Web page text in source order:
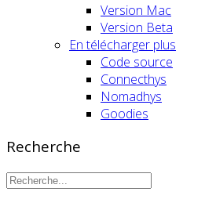
Version Mac
Version Beta
En télécharger plus
Code source
Connecthys
Nomadhys
Goodies
Recherche